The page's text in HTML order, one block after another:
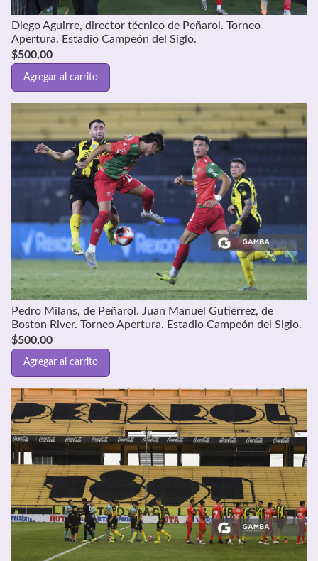
Diego Aguirre, director técnico de Peñarol. Torneo
Apertura. Estadio Campeón del Siglo.
$500,00
Agregar al carrito
Pedro Milans, de Peñarol. Juan Manuel Gutiérrez, de
Boston River. Torneo Apertura. Estadio Campeón del Siglo.
$500,00
Agregar al carrito